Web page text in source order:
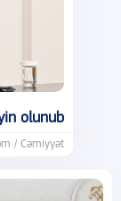
olunub
/ Cəmiyyət